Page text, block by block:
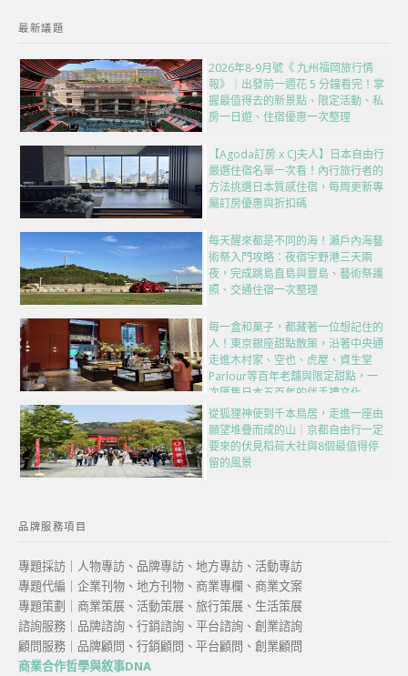
最新議題
2026年8-9月號《 九州福岡旅行情
報》｜出發前一週花 5 分鐘看完！掌
握最值得去的新景點、限定活動、私
房一日遊、住宿優惠一次整理
【Agoda訂房 x CJ夫人】日本自由行
嚴選住宿名單一次看！內行旅行者的
方法挑選日本質感住宿，每周更新專
屬訂房優惠與折扣碼
每天醒來都是不同的海！瀨戶內海藝
術祭入門攻略：夜宿宇野港三天兩
夜，完成跳島直島與豐島、藝術祭護
照、交通住宿一次整理
每一盒和菓子，都藏著一位想記住的
人！東京銀座甜點散策，沿著中央通
走進木村家、空也、虎屋、資生堂
Parlour等百年老舖與限定甜點，一
次匯集日本五百年的伴手禮文化
從狐狸神使到千本鳥居，走進一座由
願望堆疊而成的山｜京都自由行一定
要來的伏見稻荷大社與8個最值得停
留的風景
品牌服務項目
專題採訪｜人物專訪、品牌專訪、地方專訪、活動專訪
專題代編｜企業刊物、地方刊物、商業專欄、商業文案
專題策劃｜商業策展、活動策展、旅行策展、生活策展
諮詢服務｜品牌諮詢、行銷諮詢、平台諮詢、創業諮詢
顧問服務｜品牌顧問、行銷顧問、平台顧問、創業顧問
商業合作哲學與敘事DNA